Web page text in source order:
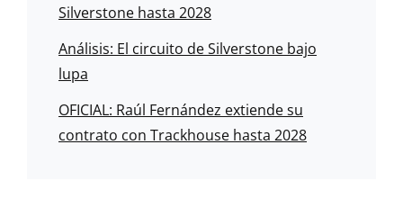
Silverstone hasta 2028
Análisis: El circuito de Silverstone bajo
lupa
OFICIAL: Raúl Fernández extiende su
contrato con Trackhouse hasta 2028